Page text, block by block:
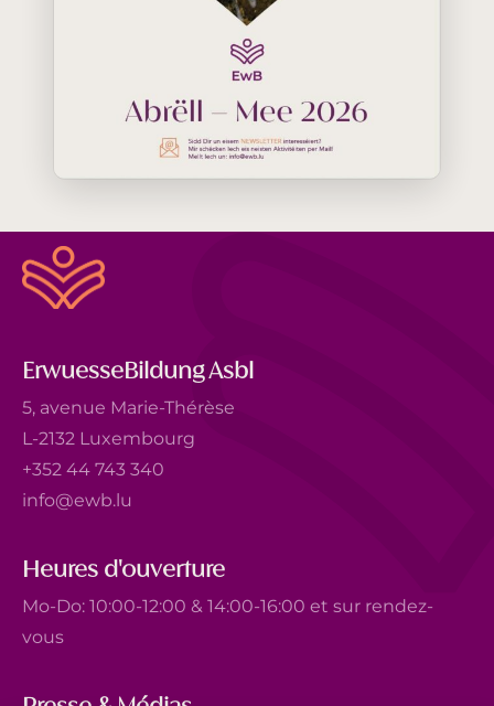
ErwuesseBildung Asbl
5, avenue Marie-Thérèse
L-2132 Luxembourg
+352 44 743 340
info@ewb.lu
Heures d'ouverture
Mo-Do: 10:00-12:00 & 14:00-16:00 et sur rendez-
vous